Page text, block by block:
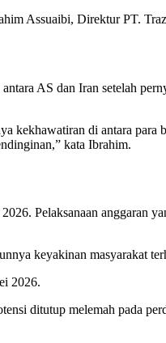
Assuaibi, Direktur PT.
AS dan Iran setelah
kekhawatiran di antara para
kata Ibrahim.
Pelaksanaan anggaran
keyakinan masyarakat
2026.
ditutup melemah pada